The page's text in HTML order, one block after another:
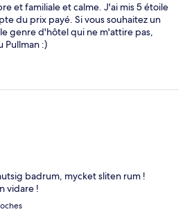
et familiale et calme. J'ai mis 5 étoile
du prix payé. Si vous souhaitez un
genre d'hôtel qui ne m'attire pas,
Pullman :)
badrum, mycket sliten rum !
vidare !